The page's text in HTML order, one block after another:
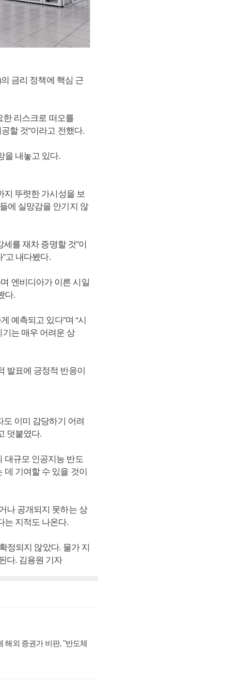
금리 정책에 핵심 근
한 리스크로 떠오를
할 것”이라고 전했다.
을 내놓고 있다.
지 뚜렷한 가시성을 보
에 실망감을 안기지 않
를 재차 증명할 것”이
고 내다봤다.
엔비디아가 이른 시일
다.
예측되고 있다”며 “시
는 매우 어려운 상
발표에 긍정적 반응이
이미 감당하기 어려
덧붙였다.
대규모 인공지능 반도
기여할 수 있을 것이
나 공개되지 못하는 상
는 지적도 나온다.
정되지 않았다. 물가 지
다. 김용원 기자
해외 증권가 비판, "반도체